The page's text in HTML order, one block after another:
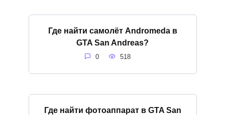
Где найти самолёт Andromeda в
GTA San Andreas?
0 518
Где найти фотоаппарат в GTA San